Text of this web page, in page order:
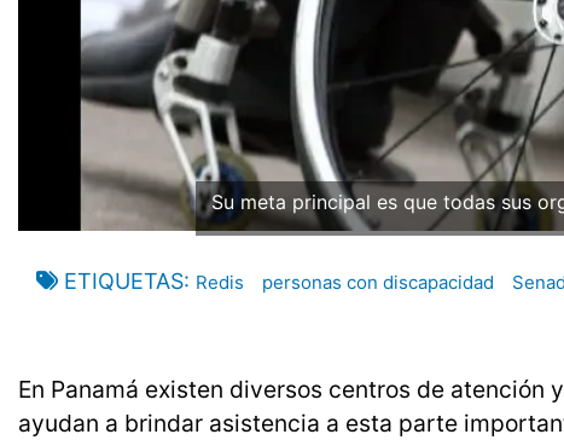
Su meta principal es que todas sus
ETIQUETAS Redis personas con discapacidad
En Panamá existen diversos centros de
ayudan a brindar asistencia a esta parte